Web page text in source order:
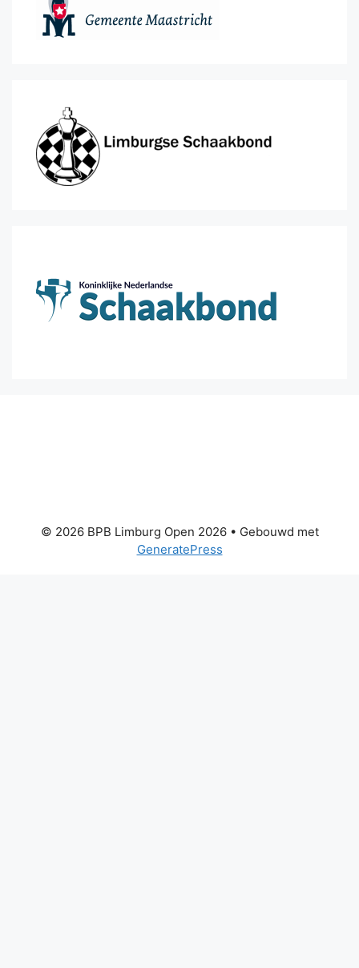
© 2026 BPB Limburg Open 2026• Gebouwd met
GeneratePress